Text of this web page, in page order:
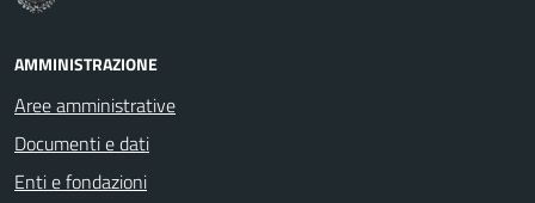
AMMINISTRAZIONE
Aree amministrative
Documenti e dati
Enti e fondazioni